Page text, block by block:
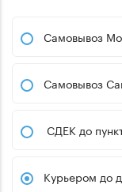
Самовывоз
Самовывоз
СДЕК до
Курьером до двери (для